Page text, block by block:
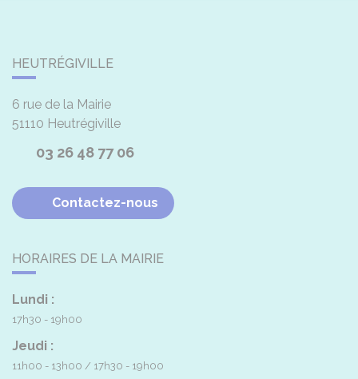
HEUTRÉGIVILLE
6 rue de la Mairie
51110 Heutrégiville
03 26 48 77 06
Contactez-nous
HORAIRES DE LA MAIRIE
Lundi :
17h30 - 19h00
Jeudi :
11h00 - 13h00 17h30 - 19h00